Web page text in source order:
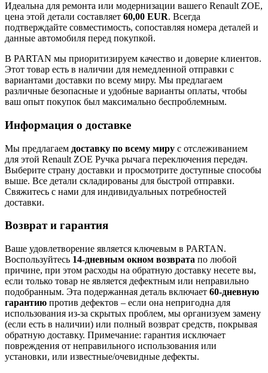
Идеальна для ремонта или модернизации вашего Renault ZOE,
цена этой детали составляет 60,00 EUR. Всегда
подтверждайте совместимость, сопоставляя номера деталей и
данные автомобиля перед покупкой.
В PARTAN мы приоритизируем качество и доверие клиентов.
Этот товар есть в наличии для немедленной отправки с
вариантами доставки по всему миру. Мы предлагаем
различные безопасные и удобные варианты оплаты, чтобы
ваш опыт покупок был максимально беспроблемным.
Информация о доставке
Мы предлагаем доставку по всему миру с отслеживанием
для этой Renault ZOE Ручка рычага переключения передач.
Выберите страну доставки и просмотрите доступные способы
выше. Все детали складированы для быстрой отправки.
Свяжитесь с нами для индивидуальных потребностей
доставки.
Возврат и гарантия
Ваше удовлетворение является ключевым в PARTAN.
Воспользуйтесь 14-дневным окном возврата по любой
причине, при этом расходы на обратную доставку несете вы,
если только товар не является дефектным или неправильно
подобранным. Эта подержанная деталь включает 60-дневную
гарантию против дефектов – если она непригодна для
использования из-за скрытых проблем, мы организуем замену
(если есть в наличии) или полный возврат средств, покрывая
обратную доставку. Примечание: гарантия исключает
повреждения от неправильного использования или
установки, или известные/очевидные дефекты.